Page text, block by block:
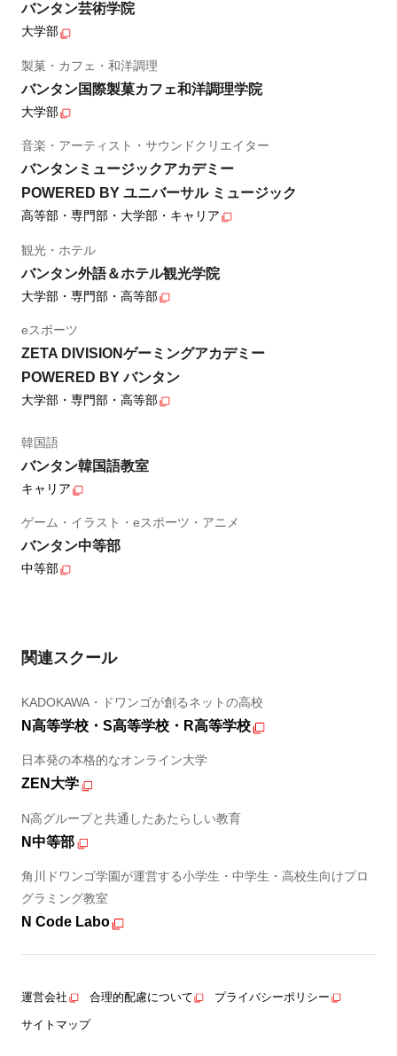
バンタン芸術学院
大学部
製菓・カフェ・和洋調理
バンタン国際製菓カフェ和洋調理学院
大学部
音楽・アーティスト・サウンドクリエイター
バンタンミュージックアカデミー
POWERED BY ユニバーサル ミュージック
高等部・専門部・大学部・キャリア
観光・ホテル
バンタン外語＆ホテル観光学院
大学部・専門部・高等部
eスポーツ
ZETA DIVISIONゲーミングアカデミー
POWERED BY バンタン
大学部・専門部・高等部
韓国語
バンタン韓国語教室
キャリア
ゲーム・イラスト・eスポーツ・アニメ
バンタン中等部
中等部
関連スクール
KADOKAWA・ドワンゴが創るネットの高校
N高等学校・S高等学校・R高等学校
日本発の本格的なオンライン大学
ZEN大学
N高グループと共通したあたらしい教育
N中等部
角川ドワンゴ学園が運営する小学生・中学生・高校生向けプロ
グラミング教室
N Code Labo
運営会社 合理的配慮について プライバシーポリシー
サイトマップ